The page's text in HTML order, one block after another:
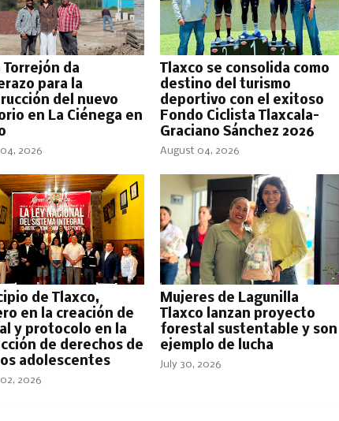
Torrejón da
para la
del nuevo
en La Ciénega en
2026
Tlaxco se consolida como
destino del turismo
deportivo con el exitoso
Fondo Ciclista Tlaxcala–
Graciano Sánchez 2026
August 04, 2026
de Tlaxco,
en la creación de
y protocolo en la
de derechos de
adolescentes
2026
Mujeres de Lagunilla
Tlaxco lanzan proyecto
forestal sustentable y son
ejemplo de lucha
July 30, 2026